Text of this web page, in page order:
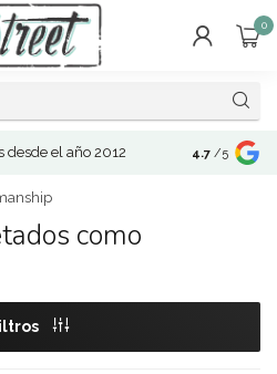
0
desde el año 2012 4.7 /5
como